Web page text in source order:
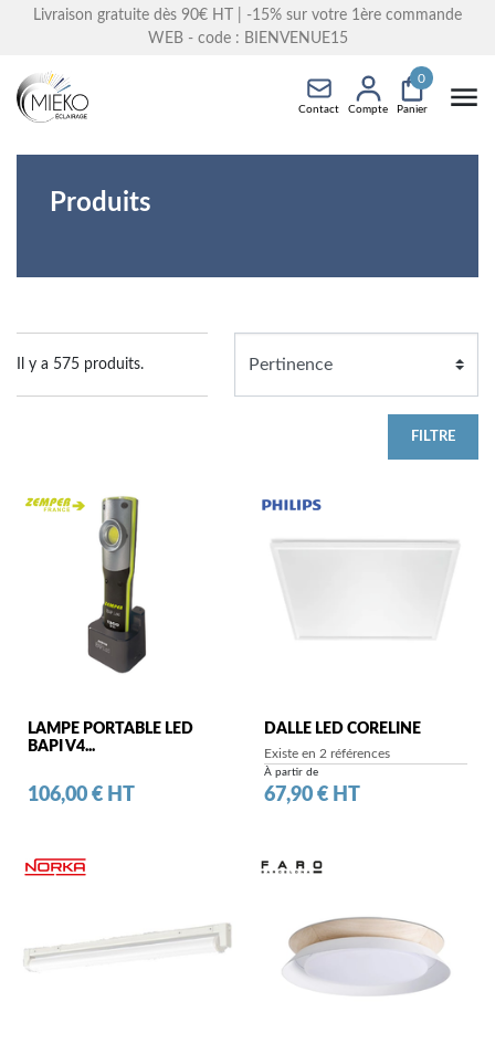
Livraison gratuite dès 90€ HT
| -15% sur votre 1ère commande
WEB - code : BIENVENUE15
Contact Compte Panier
0
Produits
Il y a 575 produits.
FILTRE
LAMPE PORTABLE LED
BAPI V4...
Prix
106,00 € HT
DALLE LED CORELINE
Existe en 2 références
À partir de
Prix
67,90 € HT